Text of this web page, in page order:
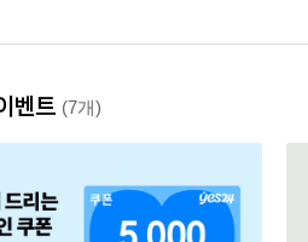
벤트 (7개)